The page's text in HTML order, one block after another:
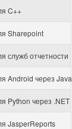
C++
Sharepoint
служб отчетности
Android через Java
Python через .NET
JasperReports